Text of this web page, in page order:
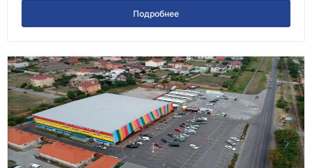
Подробнее